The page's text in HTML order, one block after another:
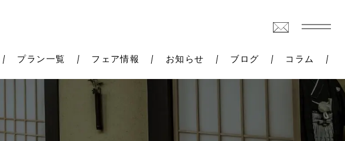
プラン一覧 フェア情報 お知らせ ブログ コラム